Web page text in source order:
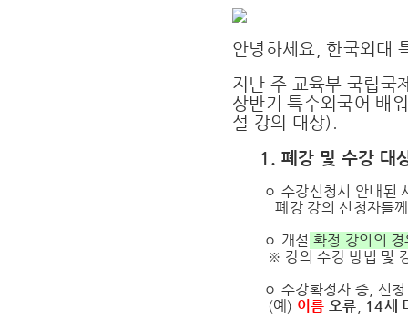
안녕하세요, 한국외대
지난 주 교육부 국립국
상반기 특수외국어 배
설 강의 대상).
1. 폐강 및 수강 대
ㅇ 수강신청시 안내된
폐강 강의 신청자들
ㅇ 개설 확정 강의의
※ 강의 수강 방법 및
ㅇ 수강확정자 중, 신
(예) 이름 오류
14세